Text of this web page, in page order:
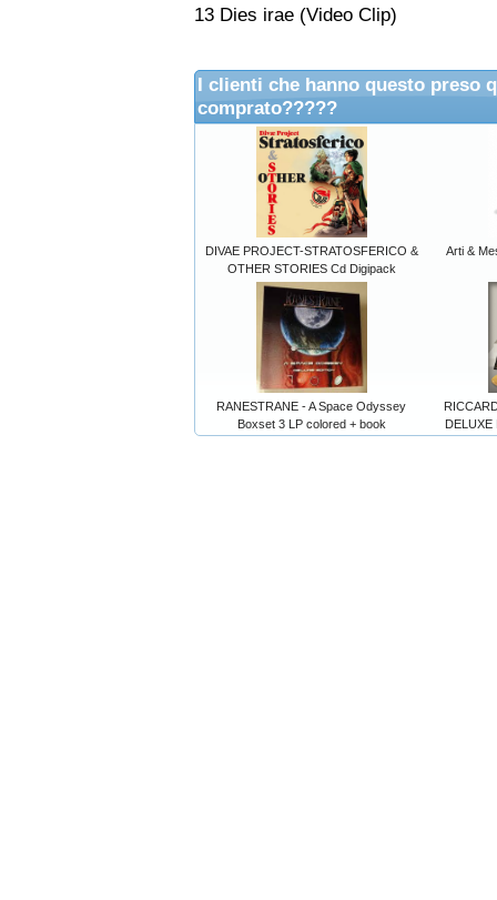
13 Dies irae (Video Clip)
I clienti che hanno questo preso
comprato?????
DIVAE PROJECT-STRATOSFERICO &
OTHER STORIES Cd Digipack
Arti &
RANESTRANE - A Space Odyssey
Boxset 3 LP colored + book